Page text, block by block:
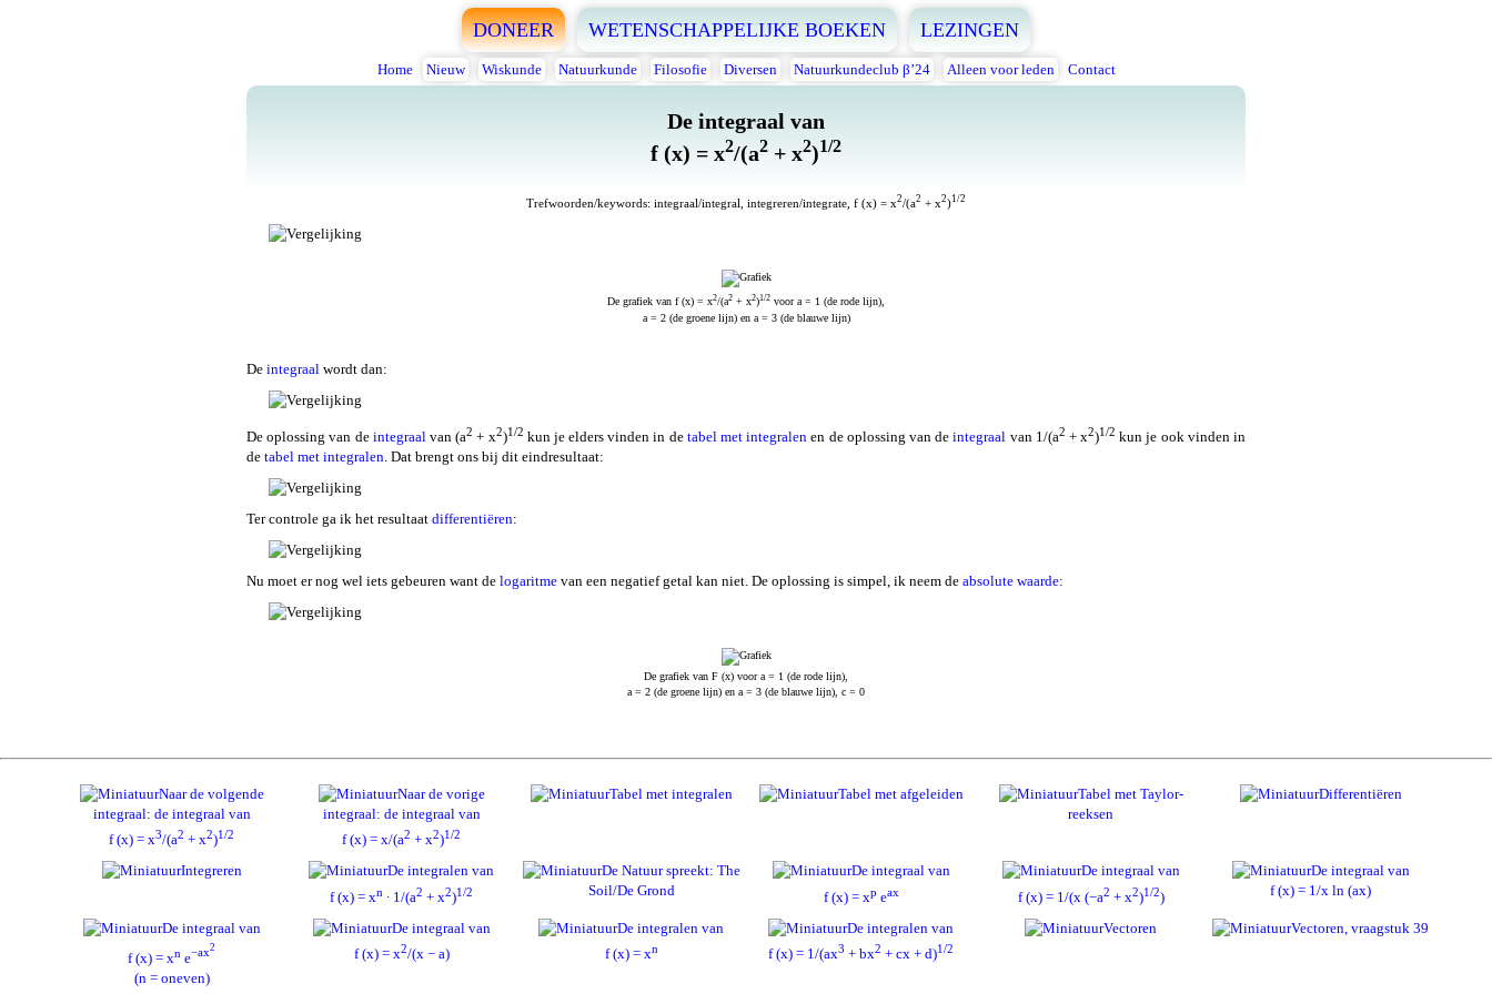
DONEER WETENSCHAPPELIJKE BOEKEN LEZINGEN
Home Nieuw Wiskunde Natuurkunde Filosofie Diversen Natuurkundeclub β’24 Alleen voor leden Contact
De integraal van
f (x) = x2/(a2 + x2)1/2
Trefwoorden/keywords: integraal/integral, integreren/integrate, f (x) = x2/(a2 + x2)1/2
De grafiek van f (x) = x2/(a2 + x2)1/2 voor a = 1 (de rode lijn),
a = 2 (de groene lijn) en a = 3 (de blauwe lijn)
De integraal wordt dan:
De oplossing van de integraalvan (a2 + x2)1/2 kun je elders vinden in de tabel met integralen en de oplossing van deintegraal van 1/(a2 + x2)1/2 kun je ook vinden in
de tabel met integralen. Dat brengt ons bij dit eindresultaat:
Ter controle ga ik het resultaat differentiëren:
Nu moet er nog wel iets gebeuren want de logaritme van een negatief getal kan niet. De oplossing is simpel, ik neem de absolute waarde:
De grafiek van F (x) voor a = 1 (de rode lijn),
a = 2 (de groene lijn) en a = 3 (de blauwe lijn), c = 0
Naar de volgende
integraal: de integraal van
f (x) = x3/(a2 + x2)1/2
Naar de vorige
integraal: de integraal van
f (x) = x/(a2 + x2)1/2
Tabel met integralen Tabel met afgeleiden
Tabel met Taylor-
reeksen
Differentiëren
Integreren
De integralen van
f (x) = xn ∙ 1/(a2 + x2)1/2
De Natuur spreekt: The
Soil/De Grond
De integraal van
f (x) = xp eax
De integraal van
f (x) = 1/(x (−a2 + x2)1/2)
De integraal van
f (x) = 1/x ln (ax)
De integraal van
f (x) = xn e−ax2
(n = oneven)
De integraal van
f (x) = x2/(x − a)
De integralen van
f (x) = xn
De integralen van
f (x) = 1/(ax3 + bx2 + cx + d)1/2
Vectoren Vectoren, vraagstuk 39